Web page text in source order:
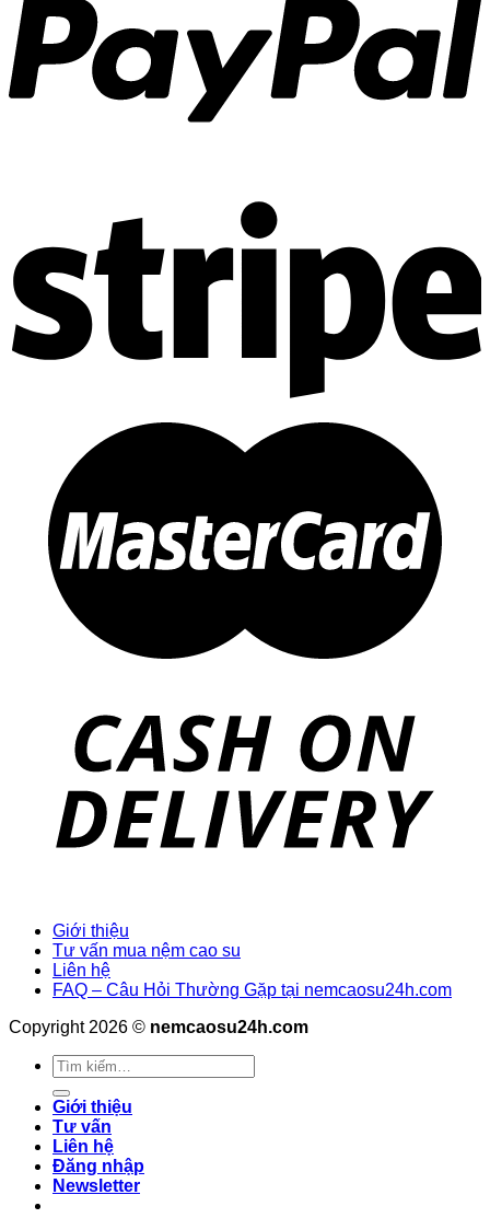
Giới thiệu
Tư vấn mua nệm cao su
Liên hệ
FAQ – Câu Hỏi Thường Gặp tại nemcaosu24h.com
Copyright 2026 © nemcaosu24h.com
Tìm
kiếm:
Giới thiệu
Tư vấn
Liên hệ
Đăng nhập
Newsletter